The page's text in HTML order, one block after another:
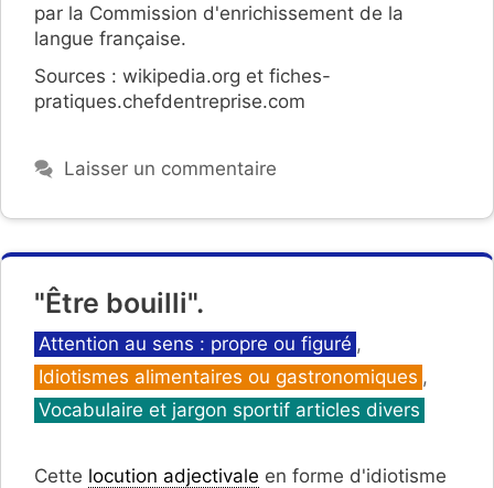
par la Commission d'enrichissement de la
langue française.
Sources : wikipedia.org et fiches-
pratiques.chefdentreprise.com
Laisser un commentaire
"Être bouilli".
Catégories
Attention au sens : propre ou figuré ,
Idiotismes alimentaires ou gastronomiques ,
Vocabulaire et jargon sportif articles divers
Cette locution adjectivale en forme d'idiotisme